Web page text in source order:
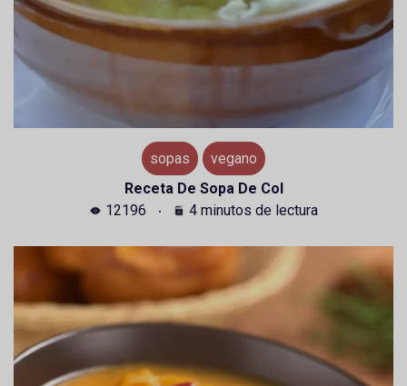
sopas
vegano
Receta De Sopa De Col
12196
4 minutos de lectura